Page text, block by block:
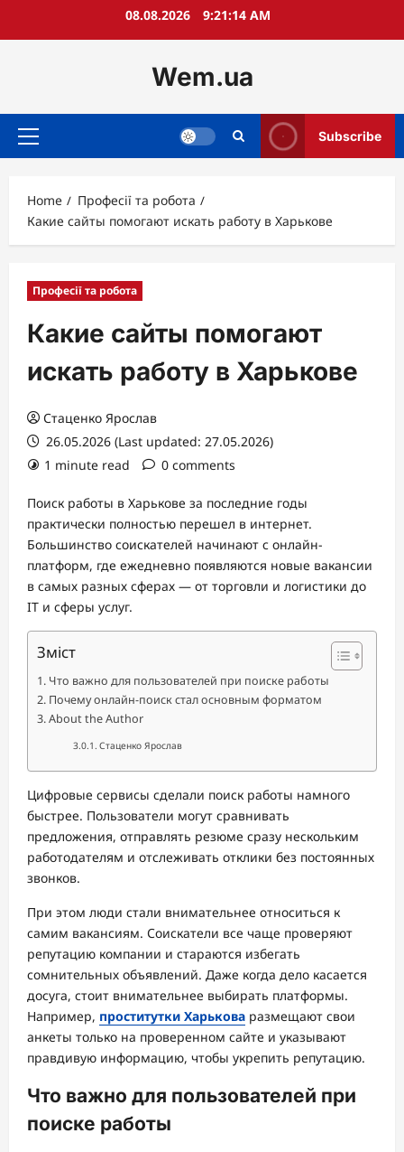
08.08.2026 9:21:15 AM
Wem.ua
Primary
Subscribe
Home
Професії та робота
Какие сайты помогают искать работу в Харькове
Професії та робота
Какие сайты помогают
искать работу в Харькове
Стаценко Ярослав
26.05.2026 (Last updated: 27.05.2026)
1 minute read
0 comments
Поиск работы в Харькове за последние годы
практически полностью перешел в интернет.
Большинство соискателей начинают с онлайн-
платформ, где ежедневно появляются новые вакансии
в самых разных сферах — от торговли и логистики до
IT и сферы услуг.
Зміст
Что важно для пользователей при поиске работы
Почему онлайн-поиск стал основным форматом
About the Author
Стаценко Ярослав
Цифровые сервисы сделали поиск работы намного
быстрее. Пользователи могут сравнивать
предложения, отправлять резюме сразу нескольким
работодателям и отслеживать отклики без постоянных
звонков.
При этом люди стали внимательнее относиться к
самим вакансиям. Соискатели все чаще проверяют
репутацию компании и стараются избегать
сомнительных объявлений. Даже когда дело касается
досуга, стоит внимательнее выбирать платформы.
Например, проститутки Харькова размещают свои
анкеты только на проверенном сайте и указывают
правдивую информацию, чтобы укрепить репутацию.
Что важно для пользователей при
поиске работы